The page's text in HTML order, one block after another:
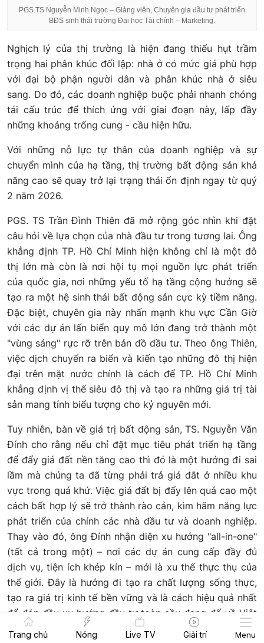
PGS.TS Nguyễn Minh Ngọc – Giảng viên, Chuyên gia đầu tư phát triển
BĐS sinh thái trường Đại học Tài chính – Marketing.
Nghịch lý của thị trường là hiện đang thiếu hụt trầm
trọng hai phân khúc đối lập: nhà ở có mức giá phù hợp
với đại bộ phận người dân và phân khúc nhà ở siêu
sang. Do đó, các doanh nghiệp buộc phải nhanh chóng
tái cấu trúc để thích ứng với giai đoạn này, lấp đầy
những khoảng trống cung - cầu hiện hữu.
Với những nỗ lực tự thân của doanh nghiệp và sự
chuyển mình của hạ tầng, thị trường bất động sản khả
năng cao sẽ quay trở lại trạng thái ổn định ngay từ quý
2 năm 2026.
PGS. TS Trần Đình Thiên đã mở rộng góc nhìn khi đặt
câu hỏi về lựa chọn của nhà đầu tư trong tương lai. Ông
khẳng định TP. Hồ Chí Minh hiện không chỉ là một đô
thị lớn mà còn là nơi hội tụ mọi nguồn lực phát triển
của quốc gia, nơi những yếu tố hạ tầng cộng hưởng sẽ
tạo ra một hệ sinh thái bất động sản cực kỳ tiềm năng.
Đặc biệt, chuyên gia này nhấn mạnh khu vực Cần Giờ
với các dự án lấn biển quy mô lớn đang trở thành một
"vùng sáng" rực rỡ trên bản đồ đầu tư. Theo ông Thiên,
việc dịch chuyển ra biển và kiến tạo những đô thị hiện
đại trên mặt nước chính là cách để TP. Hồ Chí Minh
khẳng định vị thế siêu đô thị và tạo ra những giá trị tài
sản mang tính biểu tượng cho kỷ nguyên mới.
Tuy nhiên, bàn về giá trị bất động sản, TS. Nguyễn Văn
Đính cho rằng nếu chỉ đặt mục tiêu phát triển hạ tầng
để đẩy giá đất nền tăng cao thì đó là một hướng đi sai
lầm mà chúng ta đã từng phải trả giá đắt ở nhiều khu
vực trong quá khứ. Việc giá đất bị đẩy lên quá cao một
cách bất hợp lý sẽ trở thành rào cản, kìm hãm năng lực
phát triển của chính các nhà đầu tư và doanh nghiệp.
Thay vào đó, ông Đính nhận diện xu hướng "all-in-one"
(tất cả trong một) – nơi các dự án cung cấp đầy đủ
dịch vụ, tiện ích khép kín – mới là xu thế thực thụ của
thế giới. Đây là hướng đi tạo ra chất lượng sống thực,
tạo ra giá trị kinh tế bền vững và là cách hiệu quả nhất
để đón đầu xu hướng đầu tư toàn cầu đang đổ về Việt
Nam.
Trang chủ Nóng Live TV Giải trí Menu